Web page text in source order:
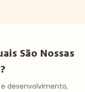
São Nossas
desenvolvimento,